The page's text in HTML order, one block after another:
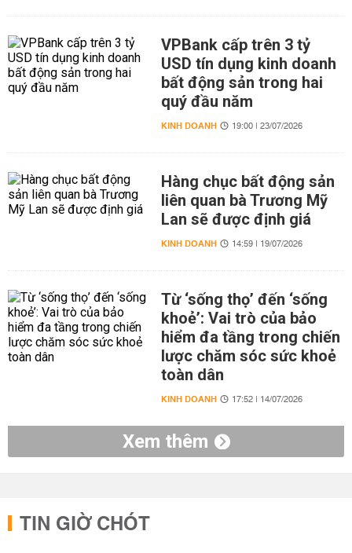
VPBank cấp trên 3 tỷ
USD tín dụng kinh doanh
bất động sản trong hai
quý đầu năm
KINH DOANH 19:00 | 23/07/2026
Hàng chục bất động sản
liên quan bà Trương Mỹ
Lan sẽ được định giá
KINH DOANH 14:59 | 19/07/2026
Từ ‘sống thọ’ đến ‘sống
khoẻ’: Vai trò của bảo
hiểm đa tầng trong chiến
lược chăm sóc sức khoẻ
toàn dân
KINH DOANH 17:52 | 14/07/2026
Xem thêm
TIN GIỜ CHÓT